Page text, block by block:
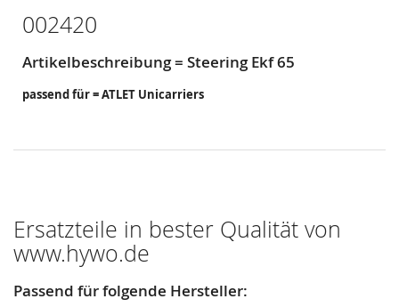
002420
Artikelbeschreibung = Steering Ekf 65
passend für = ATLET Unicarriers
Ersatzteile in bester Qualität von
www.hywo.de
Passend für folgende Hersteller: